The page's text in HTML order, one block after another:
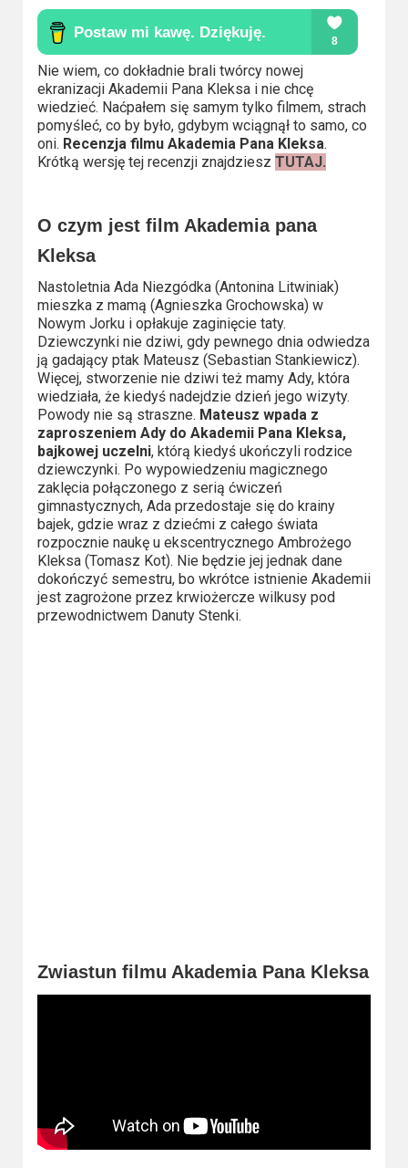
polskie
Komedie
Korea
Południowa
Filmy
na
faktach
Thrillery
Streaming
Amazon
Prime
Video
Apple
TV
+
Disney+
HBO
2019
2017
2015
Nie wiem, co dokładnie brali twórcy nowej
ekranizacji Akademii Pana Kleksa i nie chcę
wiedzieć. Naćpałem się samym tylko filmem, strach
pomyśleć, co by było, gdybym wciągnął to samo, co
oni. Recenzja filmu Akademia Pana Kleksa.
Krótką wersję tej recenzji znajdziesz TUTAJ.
O czym jest film Akademia pana
Kleksa
Nastoletnia Ada Niezgódka (Antonina Litwiniak)
mieszka z mamą (Agnieszka Grochowska) w
Nowym Jorku i opłakuje zaginięcie taty.
Dziewczynki nie dziwi, gdy pewnego dnia odwiedza
ją gadający ptak Mateusz (Sebastian Stankiewicz).
Więcej, stworzenie nie dziwi też mamy Ady, która
wiedziała, że kiedyś nadejdzie dzień jego wizyty.
Powody nie są straszne. Mateusz wpada z
zaproszeniem Ady do Akademii Pana Kleksa,
bajkowej uczelni, którą kiedyś ukończyli rodzice
dziewczynki. Po wypowiedzeniu magicznego
zaklęcia połączonego z serią ćwiczeń
gimnastycznych, Ada przedostaje się do krainy
bajek, gdzie wraz z dziećmi z całego świata
rozpocznie naukę u ekscentrycznego Ambrożego
Kleksa (Tomasz Kot). Nie będzie jej jednak dane
dokończyć semestru, bo wkrótce istnienie Akademii
jest zagrożone przez krwiożercze wilkusy pod
przewodnictwem Danuty Stenki.
Zwiastun filmu Akademia Pana Kleksa